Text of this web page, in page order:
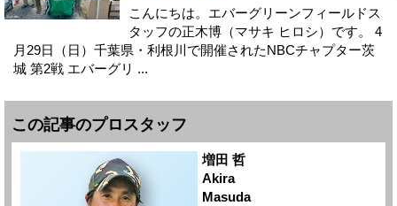
こんにちは。エバーグリーンフィールドス
タッフの正木博（マサキ ヒロシ）です。 4
月29日（日）千葉県・利根川で開催されたNBCチャプター茨
城 第2戦 エバーグリ ...
この記事のプロスタッフ
増田 哲
Akira
Masuda